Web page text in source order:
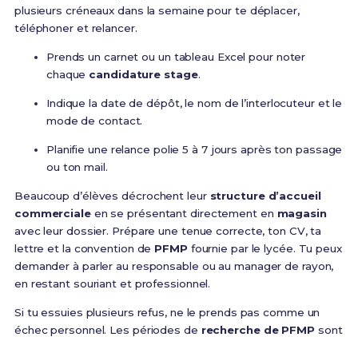
plusieurs créneaux dans la semaine pour te déplacer,
téléphoner et relancer.
Prends un carnet ou un tableau Excel pour noter
chaque candidature stage.
Indique la date de dépôt, le nom de l’interlocuteur et le
mode de contact.
Planifie une relance polie 5 à 7 jours après ton passage
ou ton mail.
Beaucoup d’élèves décrochent leur structure d’accueil
commercialeen se présentant directement en magasin
avec leur dossier. Prépare une tenue correcte, ton CV, ta
lettre et la convention de PFMP fournie par le lycée. Tu peux
demander à parler au responsable ou au manager de rayon,
en restant souriant et professionnel.
Si tu essuies plusieurs refus, ne le prends pas comme un
échec personnel. Les périodes de recherche de PFMP sont